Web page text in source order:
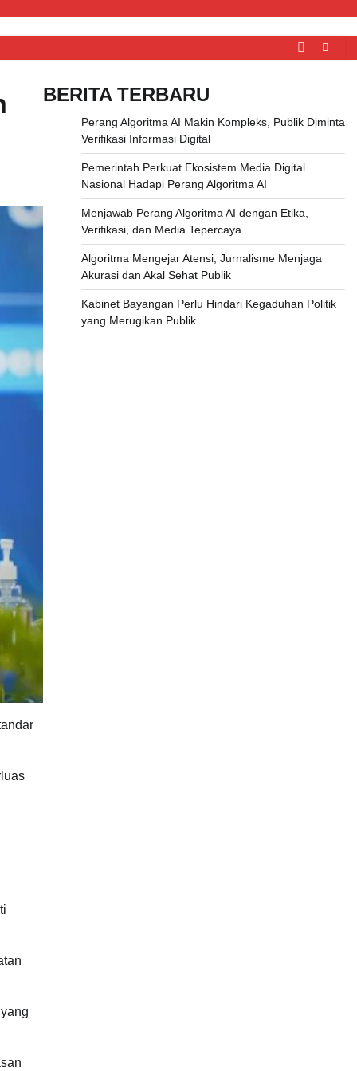
BERITA TERBARU
Perang Algoritma AI Makin Kompleks, Publik Diminta
Verifikasi Informasi Digital
Pemerintah Perkuat Ekosistem Media Digital
Nasional Hadapi Perang Algoritma AI
Menjawab Perang Algoritma AI dengan Etika,
Verifikasi, dan Media Tepercaya
Algoritma Mengejar Atensi, Jurnalisme Menjaga
Akurasi dan Akal Sehat Publik
Kabinet Bayangan Perlu Hindari Kegaduhan Politik
yang Merugikan Publik